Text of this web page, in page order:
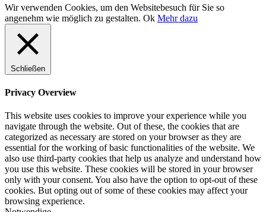
Wir verwenden Cookies, um den Websitebesuch für Sie so
angenehm wie möglich zu gestalten. Ok Mehr dazu
Schließen
Privacy Overview
This website uses cookies to improve your experience while you
navigate through the website. Out of these, the cookies that are
categorized as necessary are stored on your browser as they are
essential for the working of basic functionalities of the website. We
also use third-party cookies that help us analyze and understand how
you use this website. These cookies will be stored in your browser
only with your consent. You also have the option to opt-out of these
cookies. But opting out of some of these cookies may affect your
browsing experience.